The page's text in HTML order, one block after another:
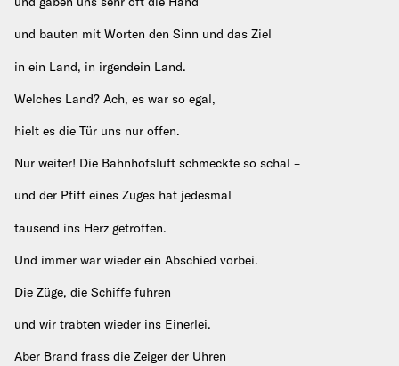
und bauten mit Worten den Sinn und das Ziel
in ein Land, in irgendein Land.
Welches Land? Ach, es war so egal,
hielt es die Tür uns nur offen.
Nur weiter! Die Bahnhofsluft schmeckte so schal –
und der Pfiff eines Zuges hat jedesmal
tausend ins Herz getroffen.
Und immer war wieder ein Abschied vorbei.
Die Züge, die Schiffe fuhren
und wir trabten wieder ins Einerlei.
Aber Brand frass die Zeiger der Uhren